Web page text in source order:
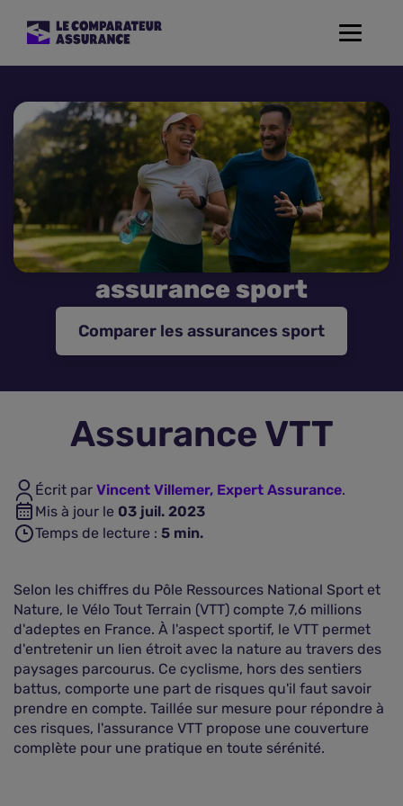
Toggle
Mutuelle Santé
Assurance Moto
Assurance Habitation
Assurance de prêt
Assurance Animaux
Assurance vie
Plus d'assurances
assurance sport
Comparer les assurances sport
Assurance VTT
Écrit par Vincent Villemer, Expert Assurance.
Mis à jour le 03 juil. 2023
Temps de lecture : 5 min.
Selon les chiffres du Pôle Ressources National Sport et
Nature, le Vélo Tout Terrain (VTT) compte 7,6 millions
d'adeptes en France. À l'aspect sportif, le VTT permet
d'entretenir un lien étroit avec la nature au travers des
paysages parcourus. Ce cyclisme, hors des sentiers
battus, comporte une part de risques qu'il faut savoir
prendre en compte. Taillée sur mesure pour répondre à
ces risques, l'assurance VTT propose une couverture
complète pour une pratique en toute sérénité.